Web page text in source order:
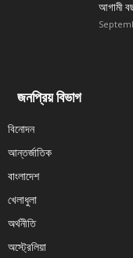
আগামী
জনপ্রিয় বিভাগ
বিনোদন
আন্তর্জাতিক
বাংলাদেশ
খেলাধুলা
অর্থনীতি
অস্ট্রেলিয়া